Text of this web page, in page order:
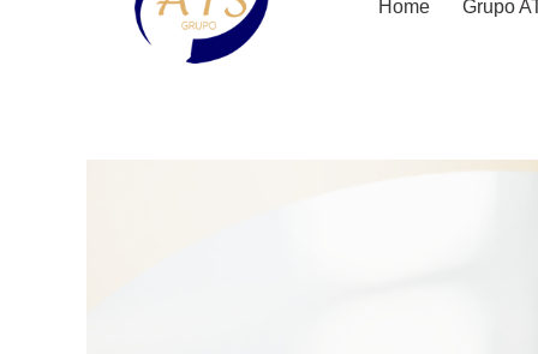
Home Grupo